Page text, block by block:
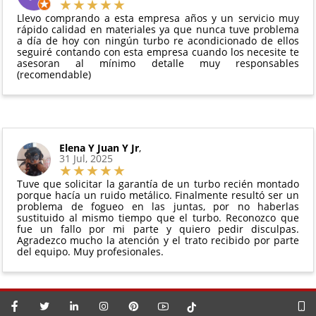
para más información.
Debe devolverse en su
perfectas condiciones
Llevo comprando a esta empresa años y un servicio muy
rápido calidad en materiales ya que nunca tuve problema
a día de hoy con ningún turbo re acondicionado de ellos
seguiré contando con esta empresa cuando los necesite te
asesoran al mínimo detalle muy responsables
(recomendable)
Elena Y Juan Y Jr,
31 Jul, 2025
Tuve que solicitar la garantía de un turbo recién montado
porque hacía un ruido metálico. Finalmente resultó ser un
problema de fogueo en las juntas, por no haberlas
sustituido al mismo tiempo que el turbo. Reconozco que
fue un fallo por mi parte y quiero pedir disculpas.
Agradezco mucho la atención y el trato recibido por parte
del equipo. Muy profesionales.